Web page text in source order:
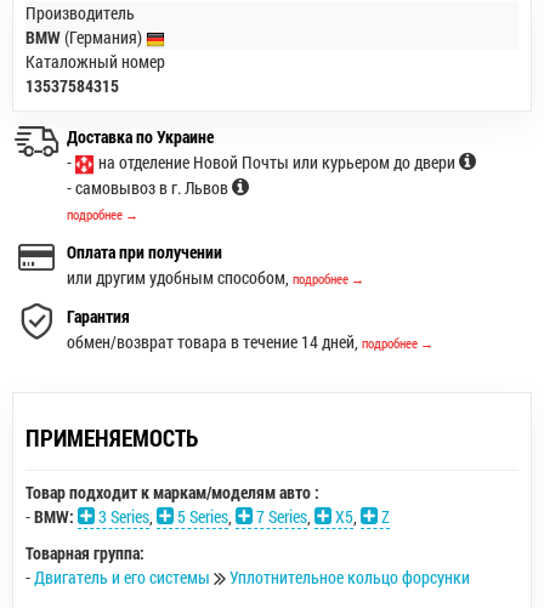
Производитель
BMW(Германия)
Каталожный номер
13537584315
Доставка по Украине
-
на отделение Новой Почты или курьером до двери
- самовывоз в г. Львов
подробнее →
Оплата при получении
или другим удобным способом, подробнее →
Гарантия
обмен/возврат товара в течение 14 дней, подробнее →
ПРИМЕНЯЕМОСТЬ
Товар подходит к маркам/моделям авто :
-BMW: 3 Series, 5 Series, 7 Series, X5,
Z
Товарная группа:
-Двигатель и его системы Уплотнительное кольцо форсунки